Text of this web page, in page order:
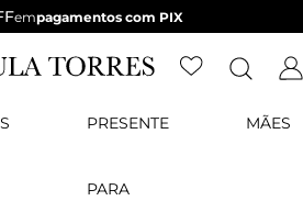
empagamentos com PIX
PRESENTE
PARA
MÃES